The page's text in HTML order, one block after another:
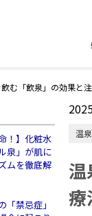
む「飲泉」の効果と
！】化粧水
泉」が肌に
ムを徹底解
「禁忌症」
温
温
療